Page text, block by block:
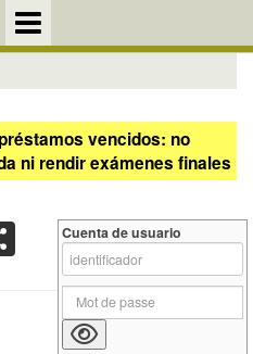
vencidos: no
ni rendir exámenes finales
Cuenta de usuario